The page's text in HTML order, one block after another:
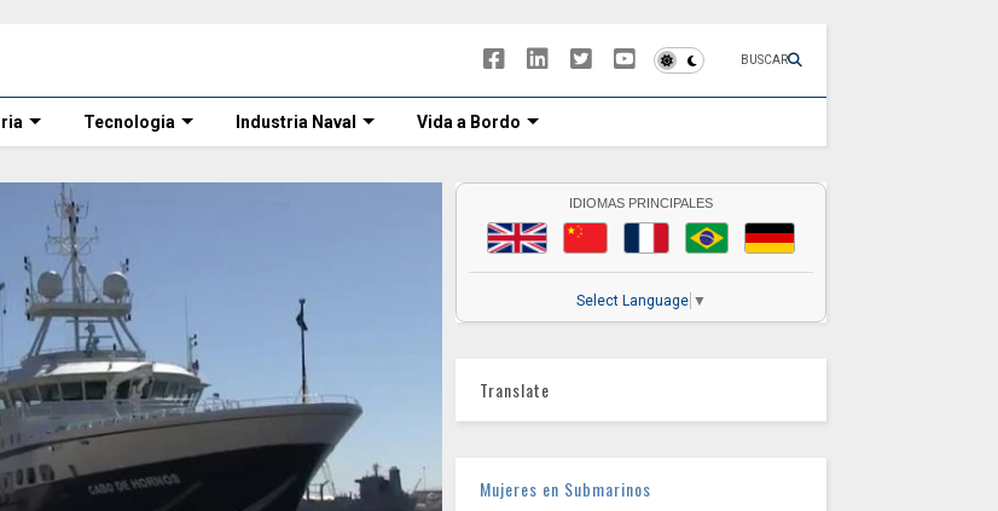
BUSCAR
Tecnologia Industria Naval Vida a Bordo
IDIOMAS PRINCIPALES
Select Language ▼
Translate
Mujeres en Submarinos